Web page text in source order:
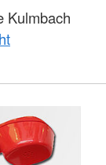
Kulmbach